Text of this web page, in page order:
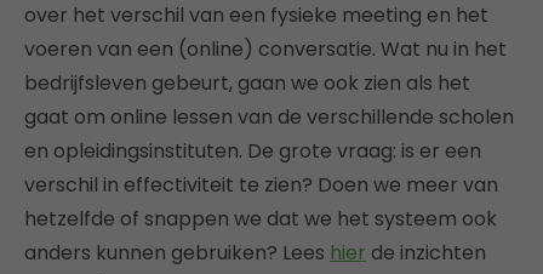
over het verschil van een fysieke meeting en het
voeren van een (online) conversatie. Wat nu in het
bedrijfsleven gebeurt, gaan we ook zien als het
gaat om online lessen van de verschillende scholen
en opleidingsinstituten. De grote vraag: is er een
verschil in effectiviteit te zien? Doen we meer van
hetzelfde of snappen we dat we het systeem ook
anders kunnen gebruiken? Lees hier de inzichten